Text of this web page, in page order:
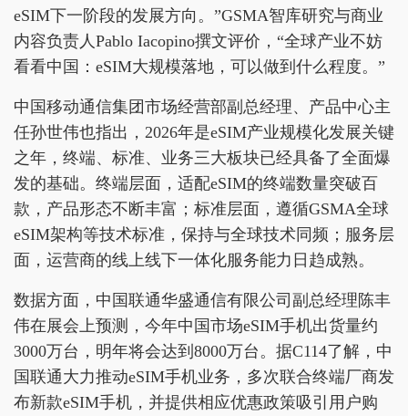
eSIM下一阶段的发展方向。”GSMA智库研究与商业
内容负责人Pablo Iacopino撰文评价，“全球产业不妨
看看中国：eSIM大规模落地，可以做到什么程度。”
中国移动通信集团市场经营部副总经理、产品中心主
任孙世伟也指出，2026年是eSIM产业规模化发展关键
之年，终端、标准、业务三大板块已经具备了全面爆
发的基础。终端层面，适配eSIM的终端数量突破百
款，产品形态不断丰富；标准层面，遵循GSMA全球
eSIM架构等技术标准，保持与全球技术同频；服务层
面，运营商的线上线下一体化服务能力日趋成熟。
数据方面，中国联通华盛通信有限公司副总经理陈丰
伟在展会上预测，今年中国市场eSIM手机出货量约
3000万台，明年将会达到8000万台。据C114了解，中
国联通大力推动eSIM手机业务，多次联合终端厂商发
布新款eSIM手机，并提供相应优惠政策吸引用户购